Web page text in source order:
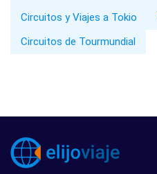
Circuitos y Viajes a Tokio
Circuitos de Tourmundial